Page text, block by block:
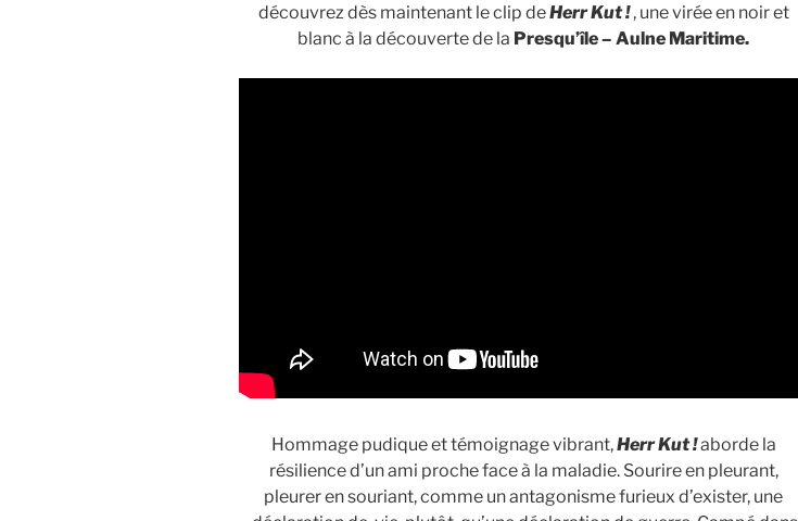
découvrez dès maintenant le clip deHerr Kut !, une virée en noir et
blanc à la découverte de la Presqu’île – Aulne Maritime.
Hommage pudique et témoignage vibrant,Herr Kut !aborde la
résilience d’un ami proche face à la maladie. Sourire en pleurant,
pleurer en souriant, comme un antagonisme furieux d’exister, une